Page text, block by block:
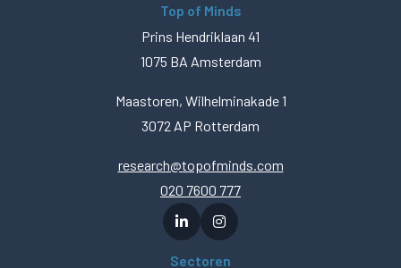
Top of Minds
Prins Hendriklaan 41
1075 BA Amsterdam
Maastoren, Wilhelminakade 1
3072 AP Rotterdam
research@topofminds.com
020 7600 777
Sectoren